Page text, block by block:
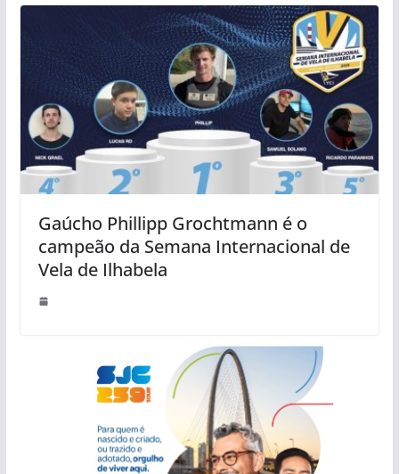
Gaúcho Phillipp Grochtmann é o
campeão da Semana Internacional de
Vela de Ilhabela